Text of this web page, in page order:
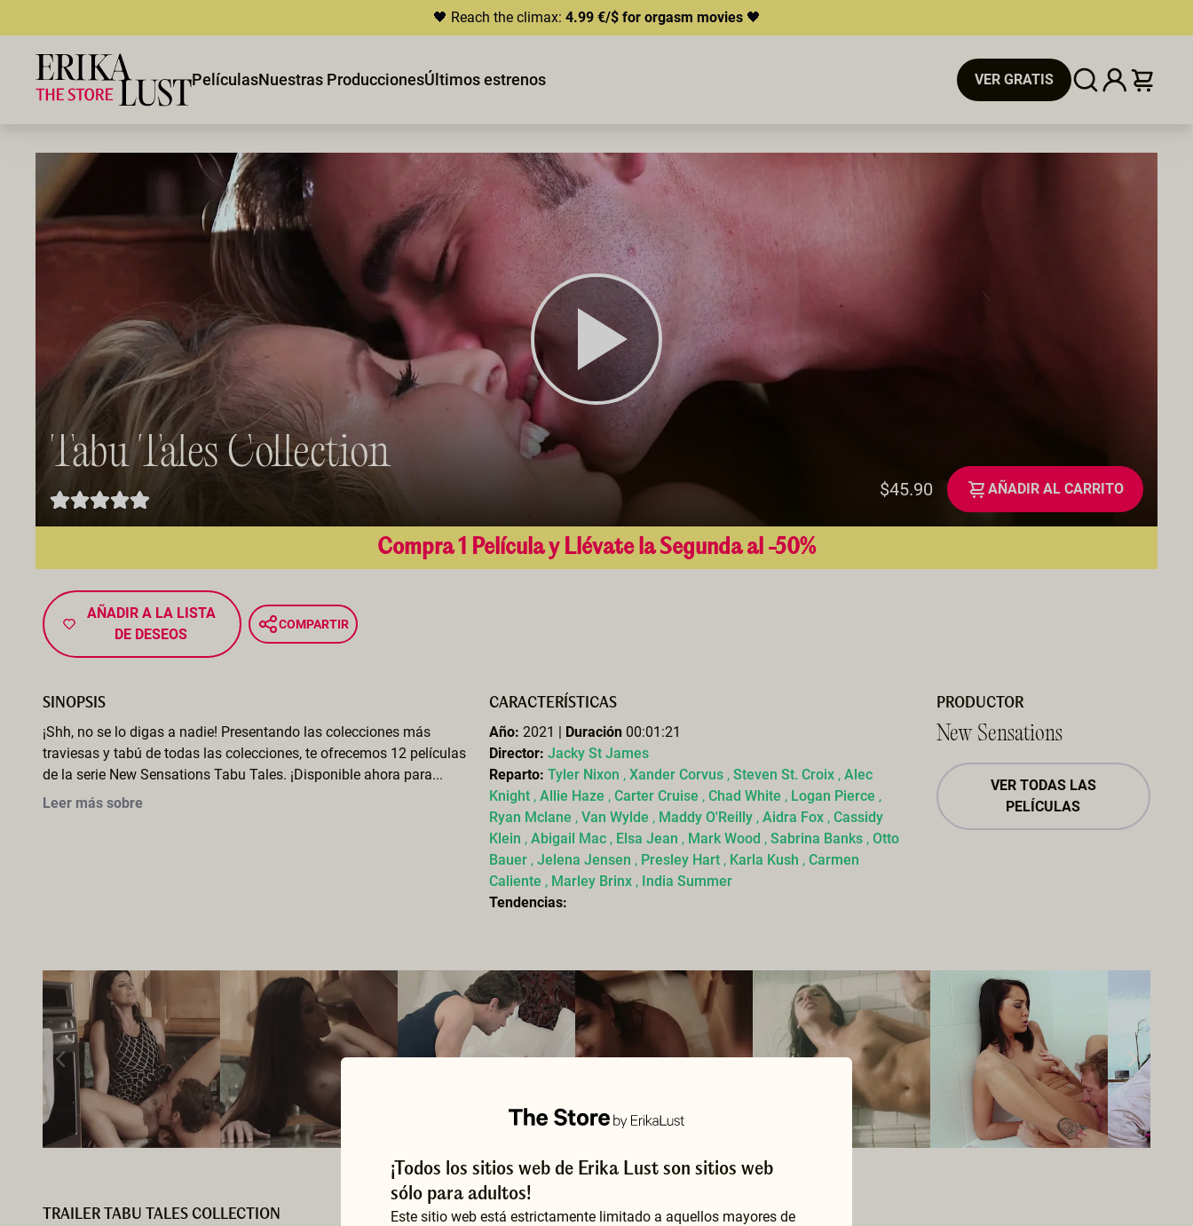
🖤 Reach the climax: 4.99 €/$ for orgasm movies🖤
PelículasNuestras ProduccionesÚltimos estrenos VER GRATIS
Tabu Tales Collection
$45.90 AÑADIR AL CARRITO
Compra 1 Película y Llévate la Segunda al -50%
AÑADIR A LA LISTA
DE DESEOS
COMPARTIR
SINOPSIS
¡Shh, no se lo digas a nadie! Presentando las colecciones más
traviesas y tabú de todas las colecciones, te ofrecemos 12 películas
de la serie New Sensations Tabu Tales. ¡Disponible ahora para...
Leer más sobre
CARACTERÍSTICAS
Año: 2021 | Duración 00:01:21
Director:Jacky St James
Reparto:Tyler Nixon ,Xander Corvus ,Steven St. Croix ,Alec
Knight ,Allie Haze ,Carter Cruise ,Chad White , Logan Pierce ,
Ryan Mclane ,Van Wylde​ , Maddy O'Reilly ,Aidra Fox ,Cassidy
Klein ,Abigail Mac , Elsa Jean , Mark Wood ,Sabrina Banks ,Otto
Bauer ,Jelena Jensen , Presley Hart , Karla Kush ,Carmen
Caliente , Marley Brinx , India Summer
Tendencias:
PRODUCTOR
New Sensations
VER TODAS LAS
PELÍCULAS
TRAILER TABU TALES COLLECTION
¡Todos los sitios web de Erika Lust son sitios web
sólo para adultos!
Este sitio web está estrictamente limitado a aquellos mayores de